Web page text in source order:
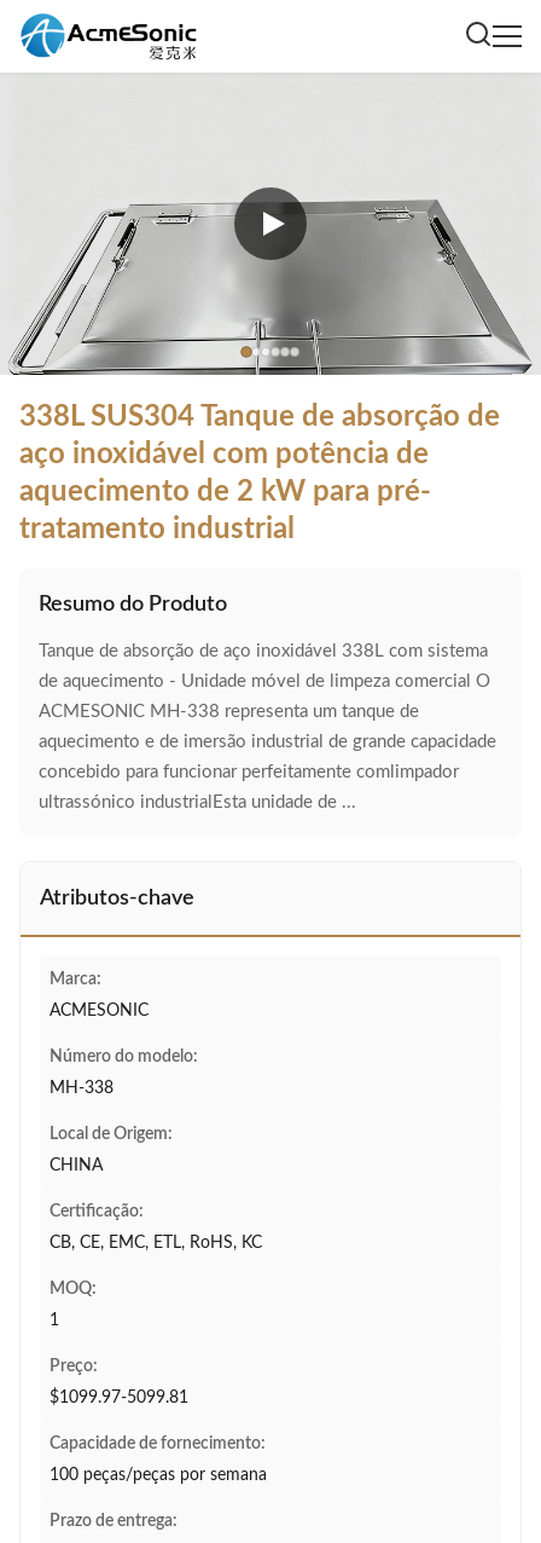
338L SUS304 Tanque de absorção de
aço inoxidável com potência de
aquecimento de 2 kW para pré-
tratamento industrial
Resumo do Produto
Tanque de absorção de aço inoxidável 338L com sistema
de aquecimento - Unidade móvel de limpeza comercial O
ACMESONIC MH-338 representa um tanque de
aquecimento e de imersão industrial de grande capacidade
concebido para funcionar perfeitamente comlimpador
ultrassónico industrialEsta unidade de ...
Atributos-chave
Marca:
ACMESONIC
Número do modelo:
MH-338
Local de Origem:
CHINA
Certificação:
CB, CE, EMC, ETL, RoHS, KC
MOQ:
1
Preço:
$1099.97-5099.81
Capacidade de fornecimento:
100 peças/peças por semana
Prazo de entrega: